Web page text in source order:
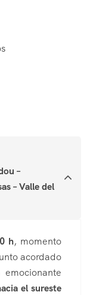
–
– Valle del
h, momento
acordado
el sureste